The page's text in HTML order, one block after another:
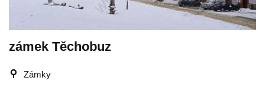
zámek Těchobuz
Zámky